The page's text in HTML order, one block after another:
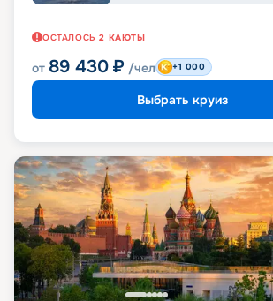
ОСТАЛОСЬ 2 КАЮТЫ
от 89 430 ₽ /чел +1 000
Выбрать круиз